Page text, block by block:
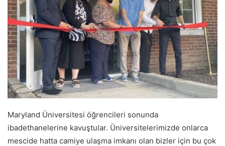
Maryland Üniversitesi öğrencileri sonunda
ibadethanelerine kavuştular. Üniversitelerimizde onlarca
mescide hatta camiye ulaşma imkanı olan bizler için bu çok